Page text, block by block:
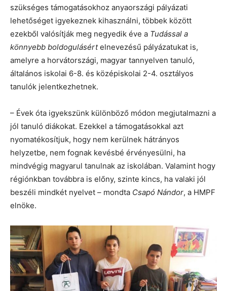
szükséges támogatásokhoz anyaországi pályázati
lehetőséget igyekeznek kihasználni, többek között
ezekből valósítják meg negyedik éve a Tudással a
könnyebb boldogulásértelnevezésű pályázatukat is,
amelyre a horvátországi, magyar tannyelven tanuló,
általános iskolai 6-8. és középiskolai 2-4. osztályos
tanulók jelentkezhetnek.
– Évek óta igyekszünk különböző módon megjutalmazni a
jól tanuló diákokat. Ezekkel a támogatásokkal azt
nyomatékosítjuk, hogy nem kerülnek hátrányos
helyzetbe, nem fognak kevésbé érvényesülni, ha
mindvégig magyarul tanulnak az iskolában. Valamint hogy
régiónkban továbbra is előny, szinte kincs, ha valaki jól
beszéli mindkét nyelvet – mondta Csapó Nándor, a HMPF
elnöke.